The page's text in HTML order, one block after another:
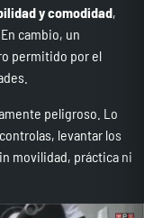
y comodidad,
cambio, un
permitido por el
peligroso. Lo
levantar los
movilidad, práctica ni